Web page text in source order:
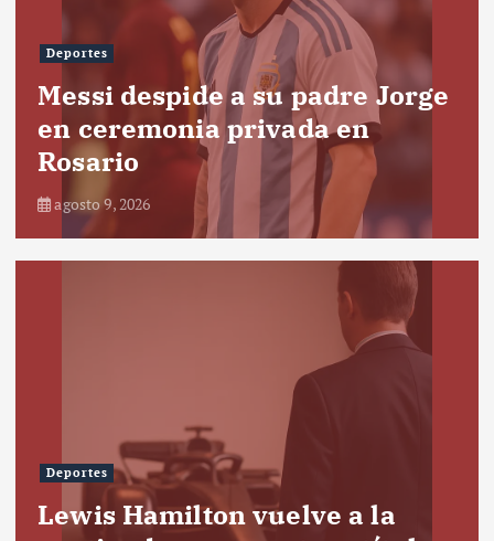
Deportes
Messi despide a su padre Jorge
en ceremonia privada en
Rosario
agosto 9, 2026
Deportes
Lewis Hamilton vuelve a la